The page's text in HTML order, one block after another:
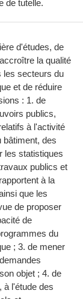
de tutelle.
d'études, de
la qualité
les secteurs du
et de réduire
: 1. de
publics,
à l'activité
bâtiment, des
les statistiques
publics et
à la
que les
de proposer
de
du
; 3. de mener
objet ; 4. de
à l'étude des